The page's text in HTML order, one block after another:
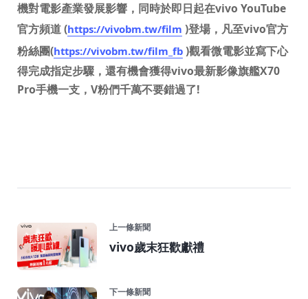
機對電影產業發展影響，同時於即日起在vivo YouTube
官方頻道 (https://vivobm.tw/film )登場，凡至vivo官方
粉絲團(https://vivobm.tw/film_fb)觀看微電影並寫下心
得完成指定步驟，還有機會獲得vivo最新影像旗艦X70
Pro手機一支，V粉們千萬不要錯過了!
上一條新聞
vivo歲末狂歡獻禮
下一條新聞